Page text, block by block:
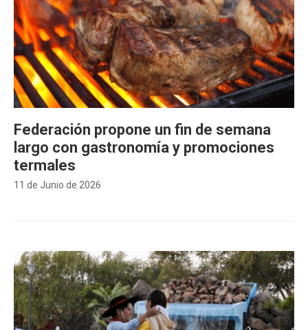
11 de Junio de 2026
Federación propone un fin de semana
largo con gastronomía y promociones
termales